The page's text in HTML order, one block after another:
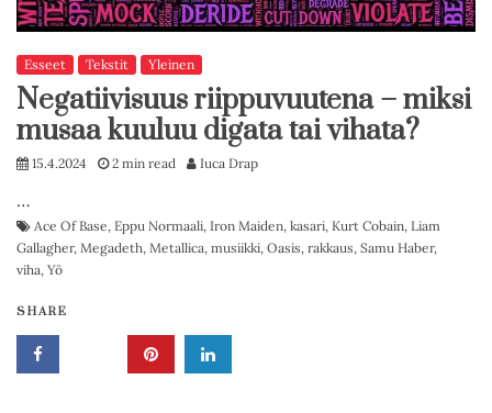
Esseet Tekstit Yleinen
Negatiivisuus riippuvuutena – miksi
musaa kuuluu digata tai vihata?
15.4.2024 2 min read Iuca Drap
…
Ace Of Base, Eppu Normaali, Iron Maiden, kasari, Kurt Cobain, Liam
Gallagher, Megadeth, Metallica, musiikki, Oasis, rakkaus, Samu Haber,
viha, Yö
SHARE